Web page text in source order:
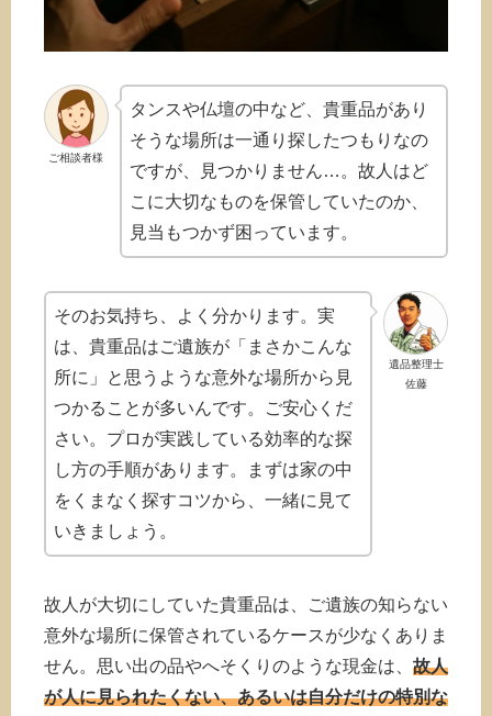
ご相談者様
タンスや仏壇の中など、貴重品があり
そうな場所は一通り探したつもりなの
ですが、見つかりません…。故人はど
こに大切なものを保管していたのか、
見当もつかず困っています。
遺品整理士
佐藤
そのお気持ち、よく分かります。実
は、貴重品はご遺族が「まさかこんな
所に」と思うような意外な場所から見
つかることが多いんです。ご安心くだ
さい。プロが実践している効率的な探
し方の手順があります。まずは家の中
をくまなく探すコツから、一緒に見て
いきましょう。
故人が大切にしていた貴重品は、ご遺族の知らない
意外な場所に保管されているケースが少なくありま
せん。思い出の品やへそくりのような現金は、 故人
が人に見られたくない、あるいは自分だけの特別な